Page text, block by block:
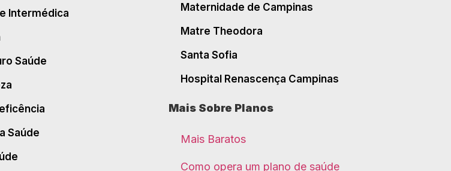
Intermédica
Saúde
Saúde
Maternidade de Campinas
Matre Theodora
Santa Sofia
Hospital Renascença Campinas
Mais Sobre Planos
Mais Baratos
Como opera um plano de saúde